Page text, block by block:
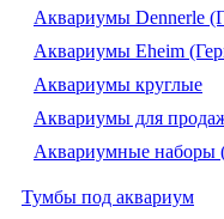
Аквариумы Dennerle
Аквариумы Eheim
Аквариумы круглые
Аквариумы для
Аквариумные наборы
Тумбы под аквариум